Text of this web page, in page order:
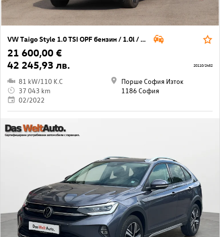
VW Taigo Style 1.0 TSI OPF бензин / 1.0l / 81кВт/ 110к.с / 7DSG
21 600,00 €
42 245,93 лв.
81 kW/110 K.C
37 043 km
02/2022
Порше София Изток
1186 София
20110/2452